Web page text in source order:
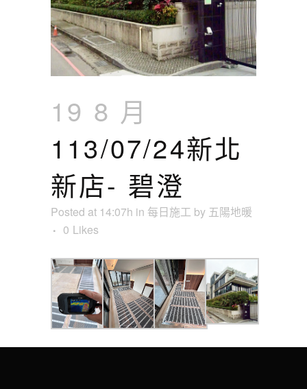
19 8 月
113/07/24新北
新店- 碧澄
Posted at 14:07h in 每日施工 by 五陽地暖
0 Likes